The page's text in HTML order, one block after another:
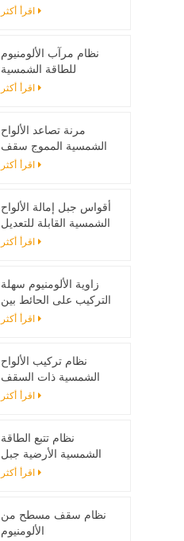
اقرأ أكثر
نظام مرآب الألومنيوم
للطاقة الشمسية
اقرأ أكثر
مرنة تصاعد الألواح
الشمسية المموج سقف
تصاعد بين قوسين
اقرأ أكثر
أقواس جبل إمالة الألواح
الشمسية القابلة للتعديل
مصممة لأنظمة الطاقة
اقرأ أكثر
زاوية الألومنيوم سهلة
التركيب على الحائط بين
قوسين للألواح الشمسية
اقرأ أكثر
نظام تركيب الألواح
الشمسية ذات السقف
المسطح مع اللمعان
اقرأ أكثر
نظام تتبع الطاقة
الشمسية الأرضية جبل
حامل قابل للتعديل لوحة
اقرأ أكثر
نظام سقف مسطح من
الألومنيوم